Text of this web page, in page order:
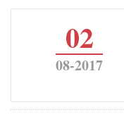
02
08-2017